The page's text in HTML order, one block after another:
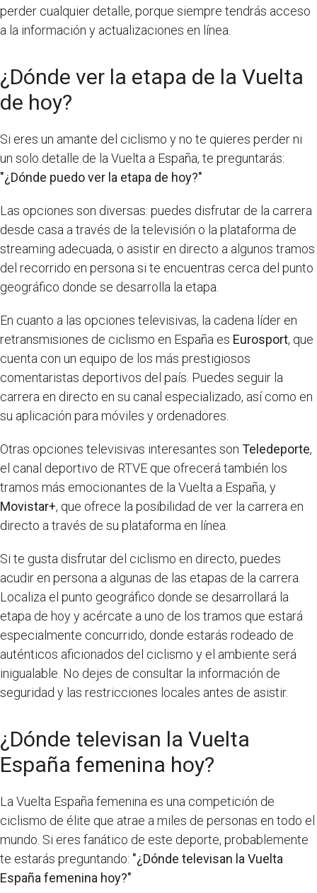
perder cualquier detalle, porque siempre tendrás acceso
a la información y actualizaciones en línea.
¿Dónde ver la etapa de la Vuelta
de hoy?
Si eres un amante del ciclismo y no te quieres perder ni
un solo detalle de la Vuelta a España, te preguntarás:
"¿Dónde puedo ver la etapa de hoy?"
Las opciones son diversas: puedes disfrutar de la carrera
desde casa a través de la televisión o la plataforma de
streaming adecuada, o asistir en directo a algunos tramos
del recorrido en persona si te encuentras cerca del punto
geográfico donde se desarrolla la etapa.
En cuanto a las opciones televisivas, la cadena líder en
retransmisiones de ciclismo en España es Eurosport, que
cuenta con un equipo de los más prestigiosos
comentaristas deportivos del país. Puedes seguir la
carrera en directo en su canal especializado, así como en
su aplicación para móviles y ordenadores.
Otras opciones televisivas interesantes son Teledeporte,
el canal deportivo de RTVE que ofrecerá también los
tramos más emocionantes de la Vuelta a España, y
Movistar+, que ofrece la posibilidad de ver la carrera en
directo a través de su plataforma en línea.
Si te gusta disfrutar del ciclismo en directo, puedes
acudir en persona a algunas de las etapas de la carrera.
Localiza el punto geográfico donde se desarrollará la
etapa de hoy y acércate a uno de los tramos que estará
especialmente concurrido, donde estarás rodeado de
auténticos aficionados del ciclismo y el ambiente será
inigualable. No dejes de consultar la información de
seguridad y las restricciones locales antes de asistir.
¿Dónde televisan la Vuelta
España femenina hoy?
La Vuelta España femenina es una competición de
ciclismo de élite que atrae a miles de personas en todo el
mundo. Si eres fanático de este deporte, probablemente
te estarás preguntando: "¿Dónde televisan la Vuelta
España femenina hoy?"